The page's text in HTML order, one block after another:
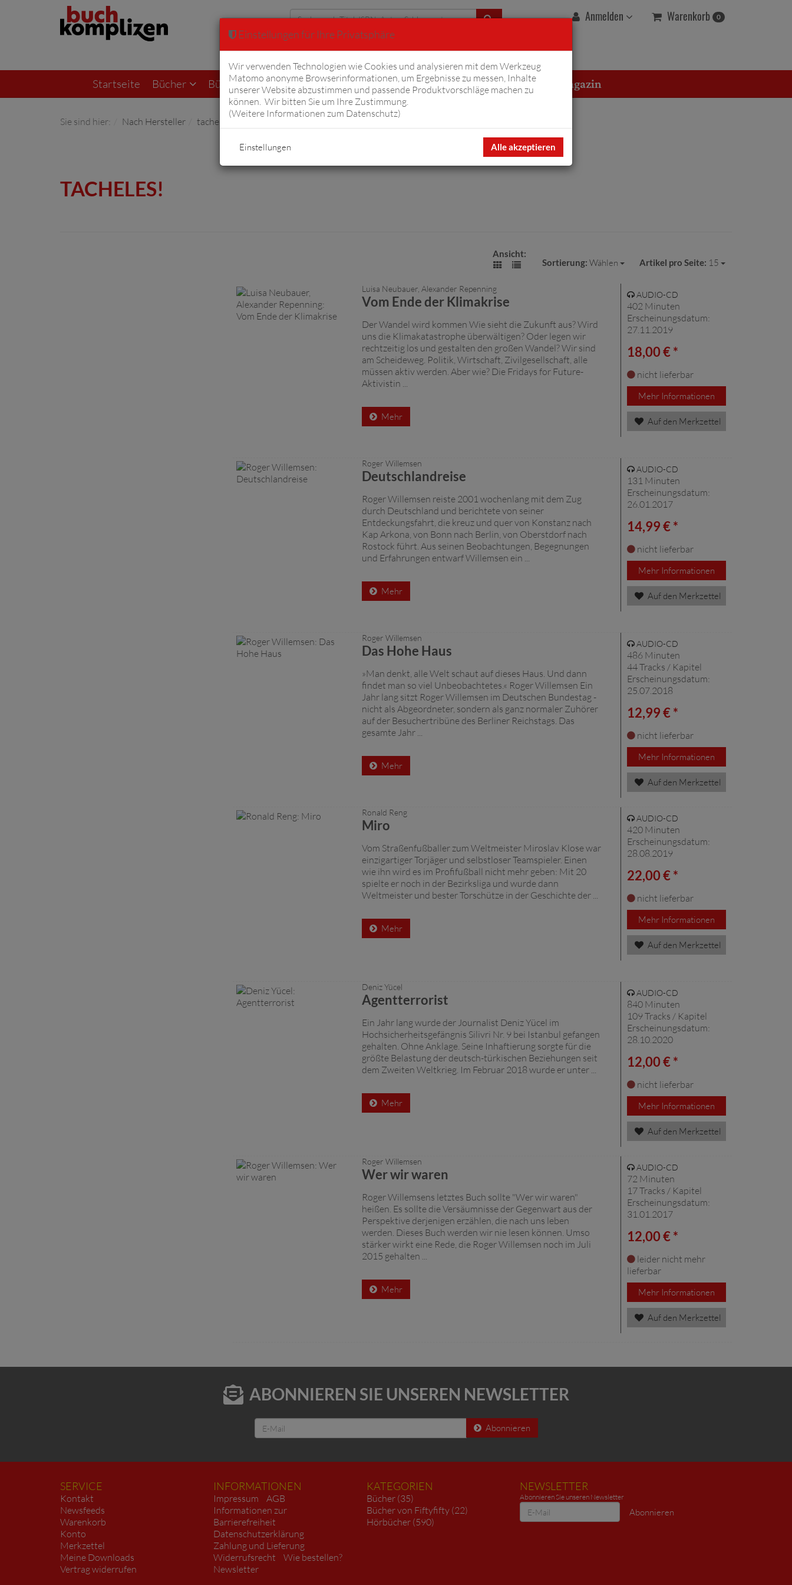
Anmelden Warenkorb 0
Erweiterte Suche
Startseite Bücher Bücher von Fiftyfifty Hörbücher Komplizen Overton Magazin
Sie sind hier: Nach Hersteller tacheles!
TACHELES!
Ansicht:
Sortierung: Wählen Artikel pro Seite: 15
Luisa Neubauer, Alexander Repenning
Vom Ende der Klimakrise
Der Wandel wird kommen Wie sieht die Zukunft aus? Wird
uns die Klimakatastrophe überwältigen? Oder legen wir
rechtzeitig los und gestalten den großen Wandel? Wir sind
am Scheideweg. Politik, Wirtschaft, Zivilgesellschaft, alle
müssen aktiv werden. Aber wie? Die Fridays for Future-
Aktivistin ...
Mehr
AUDIO-CD
402 Minuten
Erscheinungsdatum:
27.11.2019
18,00 € *
nicht lieferbar
Mehr Informationen
Auf den Merkzettel
Roger Willemsen
Deutschlandreise
Roger Willemsen reiste 2001 wochenlang mit dem Zug
durch Deutschland und berichtete von seiner
Entdeckungsfahrt, die kreuz und quer von Konstanz nach
Kap Arkona, von Bonn nach Berlin, von Oberstdorf nach
Rostock führt. Aus seinen Beobachtungen, Begegnungen
und Erfahrungen entwarf Willemsen ein ...
Mehr
AUDIO-CD
131 Minuten
Erscheinungsdatum:
26.01.2017
14,99 € *
nicht lieferbar
Mehr Informationen
Auf den Merkzettel
Roger Willemsen
Das Hohe Haus
»Man denkt, alle Welt schaut auf dieses Haus. Und dann
findet man so viel Unbeobachtetes.« Roger Willemsen Ein
Jahr lang sitzt Roger Willemsen im Deutschen Bundestag -
nicht als Abgeordneter, sondern als ganz normaler Zuhörer
auf der Besuchertribüne des Berliner Reichstags. Das
gesamte Jahr ...
Mehr
AUDIO-CD
486 Minuten
44 Tracks / Kapitel
Erscheinungsdatum:
25.07.2018
12,99 € *
nicht lieferbar
Mehr Informationen
Auf den Merkzettel
Ronald Reng
Miro
Vom Straßenfußballer zum Weltmeister Miroslav Klose war
einzigartiger Torjäger und selbstloser Teamspieler. Einen
wie ihn wird es im Profifußball nicht mehr geben: Mit 20
spielte er noch in der Bezirksliga und wurde dann
Weltmeister und bester Torschütze in der Geschichte der ...
Mehr
AUDIO-CD
420 Minuten
Erscheinungsdatum:
28.08.2019
22,00 € *
nicht lieferbar
Mehr Informationen
Auf den Merkzettel
Deniz Yücel
Agentterrorist
Ein Jahr lang wurde der Journalist Deniz Yücel im
Hochsicherheitsgefängnis Silivri Nr. 9 bei Istanbul gefangen
gehalten. Ohne Anklage. Seine Inhaftierung sorgte für die
größte Belastung der deutsch-türkischen Beziehungen seit
dem Zweiten Weltkrieg. Im Februar 2018 wurde er unter ...
Mehr
AUDIO-CD
840 Minuten
109 Tracks / Kapitel
Erscheinungsdatum:
28.10.2020
12,00 € *
nicht lieferbar
Mehr Informationen
Auf den Merkzettel
Roger Willemsen
Wer wir waren
Roger Willemsens letztes Buch sollte "Wer wir waren"
heißen. Es sollte die Versäumnisse der Gegenwart aus der
Perspektive derjenigen erzählen, die nach uns leben
werden. Dieses Buch werden wir nie lesen können. Umso
stärker wirkt eine Rede, die Roger Willemsen noch im Juli
2015 gehalten ...
Mehr
AUDIO-CD
72 Minuten
17 Tracks / Kapitel
Erscheinungsdatum:
31.01.2017
12,00 € *
leider nicht mehr
lieferbar
Mehr Informationen
Auf den Merkzettel
ABONNIEREN SIE UNSEREN NEWSLETTER
Abonnieren
SERVICE
Kontakt
Newsfeeds
Warenkorb
Konto
Merkzettel
Meine Downloads
Vertrag widerrufen
INFORMATIONEN
Impressum
AGB
Informationen zur
Barrierefreiheit
Datenschutzerklärung
Zahlung und Lieferung
Widerrufsrecht
Wie bestellen?
Newsletter
KATEGORIEN
Bücher (35)
Bücher von Fiftyfifty (22)
Hörbücher (590)
NEWSLETTER
Abonnieren Sie unseren Newsletter
Newsletter Abonnieren
Einstellungen für Ihre Privatsphäre
Wir verwenden Technologien wie Cookies und analysieren mit dem Werkzeug
Matomo anonyme Browserinformationen, um Ergebnisse zu messen, Inhalte
unserer Website abzustimmen und passende Produktvorschläge machen zu
können. Wir bitten Sie um Ihre Zustimmung.
(Weitere Informationen zum Datenschutz)
Alle akzeptieren
Einstellungen